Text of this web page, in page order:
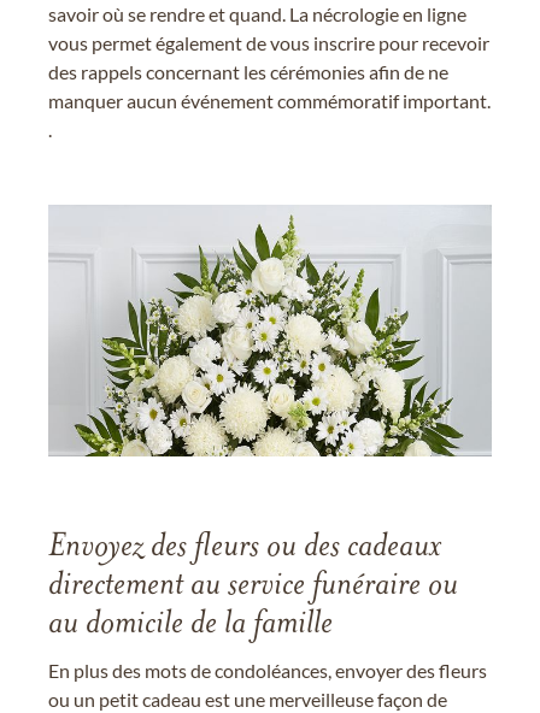
savoir où se rendre et quand. La nécrologie en ligne
vous permet également de vous inscrire pour recevoir
des rappels concernant les cérémonies afin de ne
manquer aucun événement commémoratif important.
Envoyez des fleurs ou des cadeaux
directement au service funéraire ou
au domicile de la famille
En plus des mots de condoléances, envoyer des fleurs
ou un petit cadeau est une merveilleuse façon de